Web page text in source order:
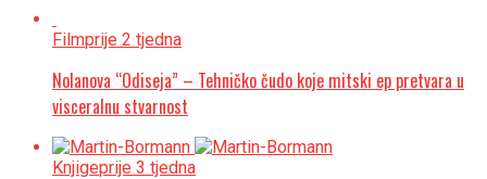
Filmprije 2 tjedna
Nolanova “Odiseja” – Tehničko čudo koje mitski ep pretvara u
visceralnu stvarnost
Knjigeprije 3 tjedna